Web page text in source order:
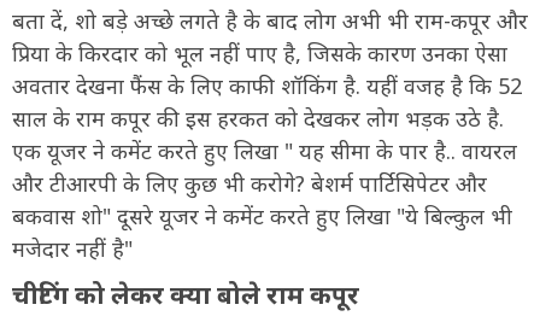
बता दें, शो बड़े अच्छे लगते है के बाद लोग अभी भी राम-कपूर और
प्रिया के किरदार को भूल नहीं पाए है, जिसके कारण उनका ऐसा
अवतार देखना फैंस के लिए काफी शॉकिंग है. यहीं वजह है कि 52
साल के राम कपूर की इस हरकत को देखकर लोग भड़क उठे है.
एक यूजर ने कमेंट करते हुए लिखा " यह सीमा के पार है.. वायरल
और टीआरपी के लिए कुछ भी करोगे? बेशर्म पार्टिसिपेटर और
बकवास शो" दूसरे यूजर ने कमेंट करते हुए लिखा "ये बिल्कुल भी
मजेदार नहीं है"
चीटिंग को लेकर क्या बोले राम कपूर